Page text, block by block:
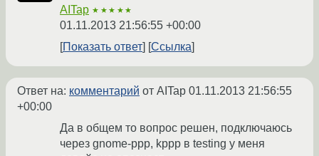
AITap ★★★★★
01.11.2013 21:56:55 +00:00
Показать ответ
Ссылка
Ответ на: комментарий от AITap 01.11.2013 21:56:55
+00:00
Да в общем то вопрос решен, подключаюсь
через gnome-ppp, kppp в testing у меня